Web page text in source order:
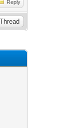
Reply